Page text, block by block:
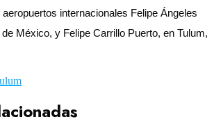
internacionales Felipe Ángeles
México, y Felipe Carrillo Puerto, en Tulum,